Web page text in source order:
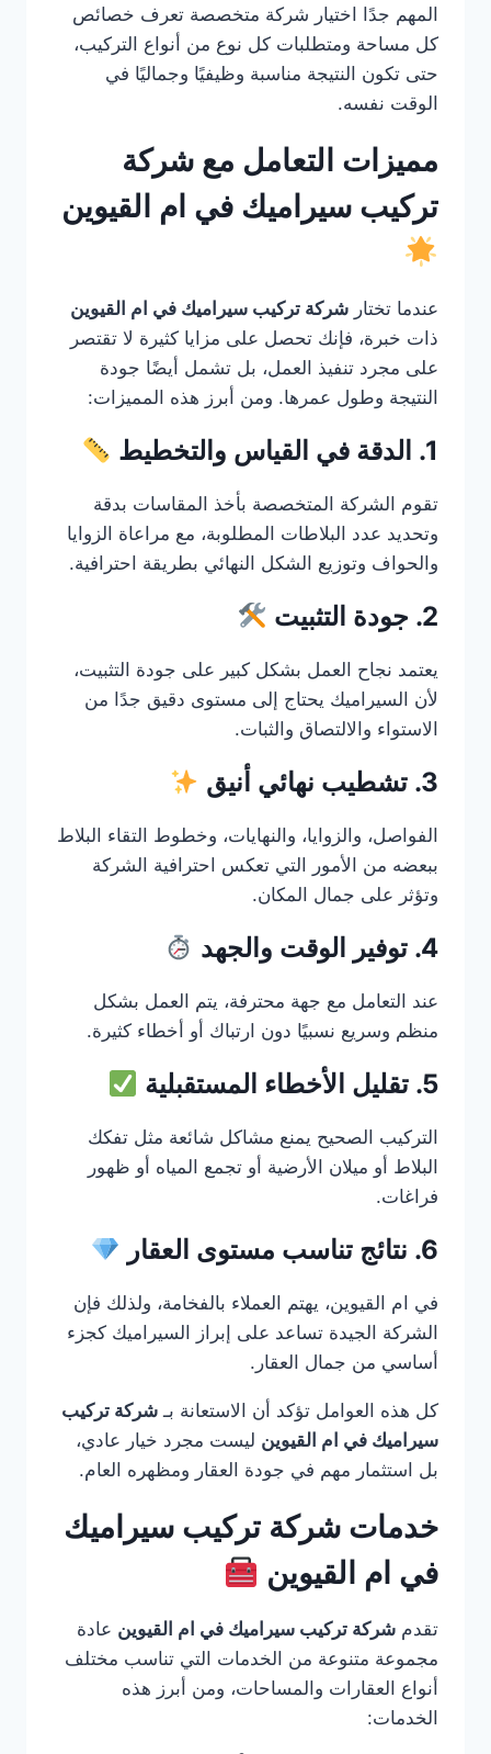
المهم جدًا اختيار شركة متخصصة تعرف خصائص
كل مساحة ومتطلبات كل نوع من أنواع التركيب،
حتى تكون النتيجة مناسبة وظيفيًا وجماليًا في
الوقت نفسه.
مميزات التعامل مع شركة
تركيب سيراميك في ام القيوين
عندما تختار شركة تركيب سيراميك في ام القيوين
ذات خبرة، فإنك تحصل على مزايا كثيرة لا تقتصر
على مجرد تنفيذ العمل، بل تشمل أيضًا جودة
النتيجة وطول عمرها. ومن أبرز هذه المميزات:
1. الدقة في القياس والتخطيط
تقوم الشركة المتخصصة بأخذ المقاسات بدقة
وتحديد عدد البلاطات المطلوبة، مع مراعاة الزوايا
والحواف وتوزيع الشكل النهائي بطريقة احترافية.
2. جودة التثبيت
يعتمد نجاح العمل بشكل كبير على جودة التثبيت،
لأن السيراميك يحتاج إلى مستوى دقيق جدًا من
الاستواء والالتصاق والثبات.
3. تشطيب نهائي أنيق
الفواصل، والزوايا، والنهايات، وخطوط التقاء البلاط
ببعضه من الأمور التي تعكس احترافية الشركة
وتؤثر على جمال المكان.
4. توفير الوقت والجهد
عند التعامل مع جهة محترفة، يتم العمل بشكل
منظم وسريع نسبيًا دون ارتباك أو أخطاء كثيرة.
5. تقليل الأخطاء المستقبلية
التركيب الصحيح يمنع مشاكل شائعة مثل تفكك
البلاط أو ميلان الأرضية أو تجمع المياه أو ظهور
فراغات.
6. نتائج تناسب مستوى العقار
في ام القيوين، يهتم العملاء بالفخامة، ولذلك فإن
الشركة الجيدة تساعد على إبراز السيراميك كجزء
أساسي من جمال العقار.
كل هذه العوامل تؤكد أن الاستعانة بـ شركة تركيب
سيراميك في ام القيوين ليست مجرد خيار عادي،
بل استثمار مهم في جودة العقار ومظهره العام.
خدمات شركة تركيب سيراميك
في ام القيوين
تقدم شركة تركيب سيراميك في ام القيوين عادة
مجموعة متنوعة من الخدمات التي تناسب مختلف
أنواع العقارات والمساحات، ومن أبرز هذه
الخدمات: